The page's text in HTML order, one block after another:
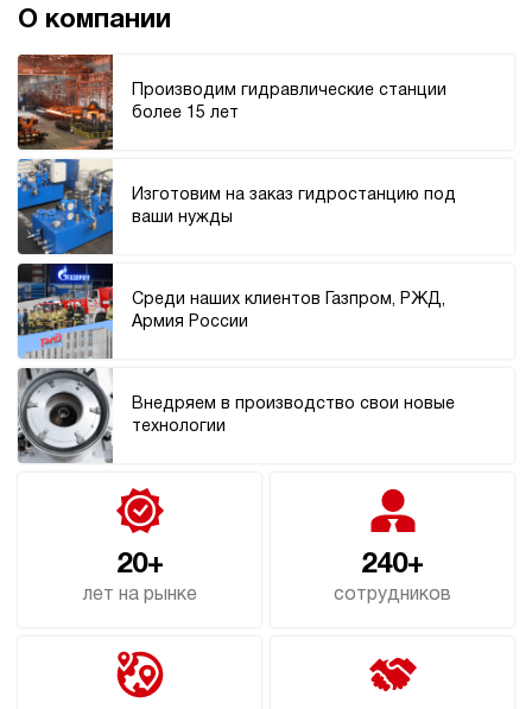
О компании
Производим гидравлические станции
более 15 лет
Изготовим на заказ гидростанцию под
ваши нужды
Среди наших клиентов Газпром, РЖД,
Армия России
Внедряем в производство свои новые
технологии
20+
лет на рынке
240+
сотрудников